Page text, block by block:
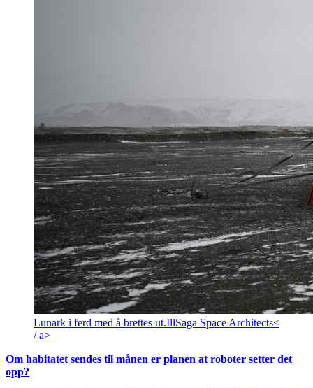
Lunark i ferd med å brettes ut.IllSaga Space Architects<
/ a>
Om habitatet sendes til månen er planen at roboter setter det
opp?